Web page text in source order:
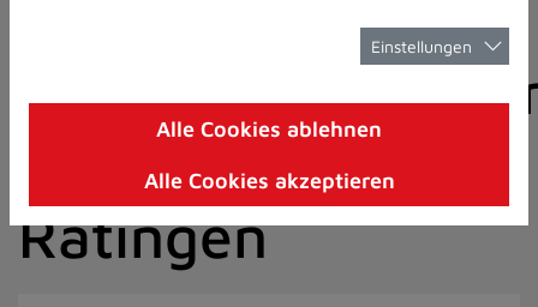
8)
I)
der Stadt
Ratingen
Einstellungen
Alle Cookies ablehnen
Alle Cookies akzeptieren